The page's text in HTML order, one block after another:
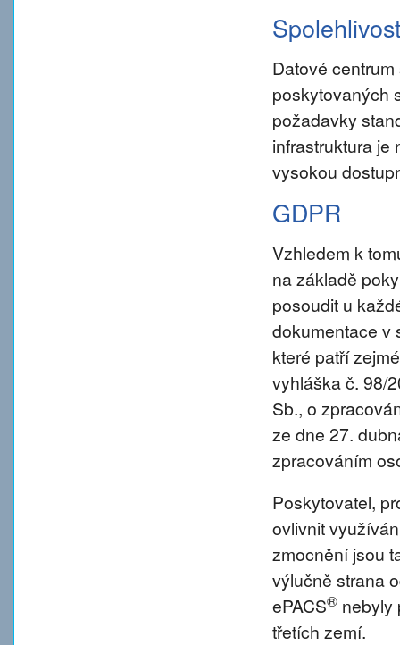
Spolehlivost
Datové
poskytovaných
požadavky
infrastruktura je
vysokou
GDPR
Vzhledem k
na základě
posoudit u
dokumentace v
které patří
vyhláška č. 98/
Sb., o
ze dne 27.
zpracováním
Poskytovatel,
ovlivnit
zmocnění jsou
výlučně strana
ePACS® nebyly
třetích zemí.